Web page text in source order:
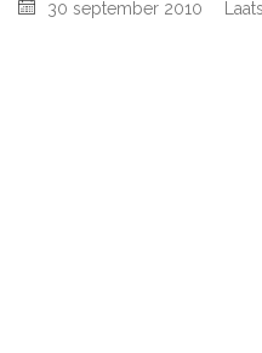
30 september 2010